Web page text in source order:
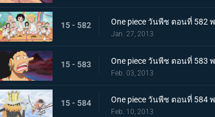
15 - 582 One piece วันพีช ตอนที่ 582
Jan. 27, 2013
15 - 583 One piece วันพีช ตอนที่ 583
Feb. 03, 2013
15 - 584 One piece วันพีช ตอนที่ 584
Feb. 10, 2013